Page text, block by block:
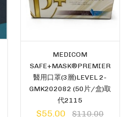
MEDICOM
SAFE+MASK®PREMIER
醫用口罩(3層)LEVEL 2-
GMK202082 (50片/盒)取
代2115
$55.00 $110.00